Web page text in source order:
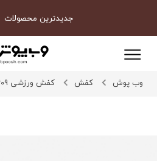
جدیدترین محصولات
وب پوش کفش کفش ورزشی 45309